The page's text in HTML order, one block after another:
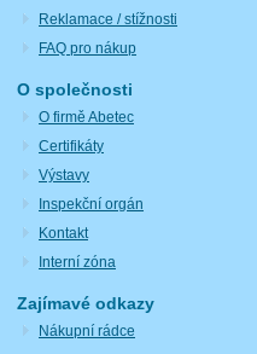
Reklamace / stížnosti
FAQ pro nákup
O společnosti
O firmě Abetec
Certifikáty
Výstavy
Inspekční orgán
Kontakt
Interní zóna
Zajímavé odkazy
Nákupní rádce